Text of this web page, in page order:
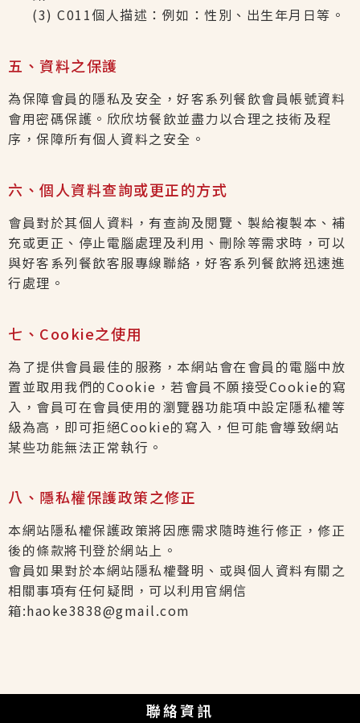
(3) C011個人描述：例如：性別、出生年月日等。
五、資料之保護
為保障會員的隱私及安全，好客系列餐飲會員帳號資料
會用密碼保護。欣欣坊餐飲並盡力以合理之技術及程
序，保障所有個人資料之安全。
六、個人資料查詢或更正的方式
會員對於其個人資料，有查詢及閱覽、製給複製本、補
充或更正、停止電腦處理及利用、刪除等需求時，可以
與好客系列餐飲客服專線聯絡，好客系列餐飲將迅速進
行處理。
七、Cookie之使用
為了提供會員最佳的服務，本網站會在會員的電腦中放
置並取用我們的Cookie，若會員不願接受Cookie的寫
入，會員可在會員使用的瀏覽器功能項中設定隱私權等
級為高，即可拒絕Cookie的寫入，但可能會導致網站
某些功能無法正常執行。
八、隱私權保護政策之修正
本網站隱私權保護政策將因應需求隨時進行修正，修正
後的條款將刊登於網站上。
會員如果對於本網站隱私權聲明、或與個人資料有關之
相關事項有任何疑問，可以利用官網信
箱:haoke3838@gmail.com
聯絡資訊